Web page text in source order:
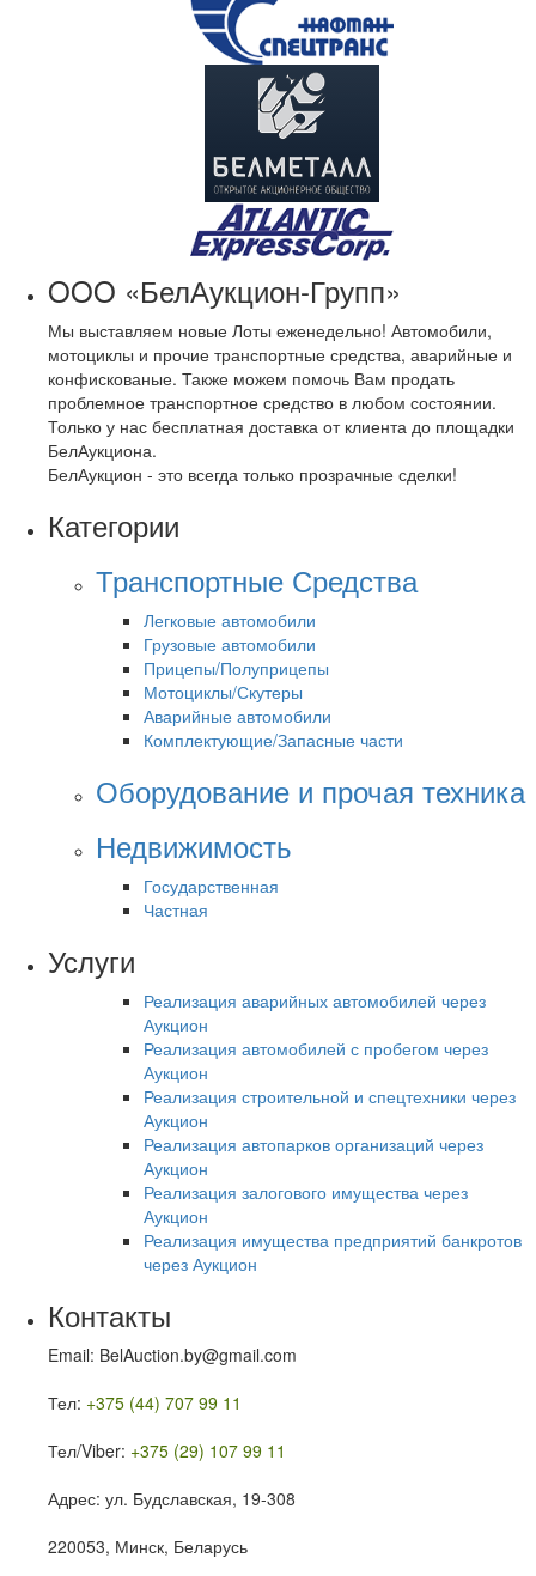
OOO «БелАукцион-Групп»
Мы выставляем новые Лоты еженедельно! Автомобили,
мотоциклы и прочие транспортные средства, аварийные и
конфискованые. Также можем помочь Вам продать
проблемное транспортное средство в любом состоянии.
Только у нас бесплатная доставка от клиента до площадки
БелАукциона.
БелАукцион - это всегда только прозрачные сделки!
Категории
Транспортные Средства
Легковые автомобили
Грузовые автомобили
Прицепы/Полуприцепы
Мотоциклы/Скутеры
Аварийные автомобили
Комплектующие/Запасные части
Оборудование и прочая техника
Недвижимость
Государственная
Частная
Услуги
Реализация аварийных автомобилей через
Аукцион
Реализация автомобилей с пробегом через
Аукцион
Реализация строительной и спецтехники через
Аукцион
Реализация автопарков организаций через
Аукцион
Реализация залогового имущества через
Аукцион
Реализация имущества предприятий банкротов
через Аукцион
Контакты
Email: BelAuction.by@gmail.com
Тел: +375 (44) 707 99 11
Тел/Viber: +375 (29) 107 99 11
Адрес: ул. Будславская, 19-308
220053, Минск, Беларусь